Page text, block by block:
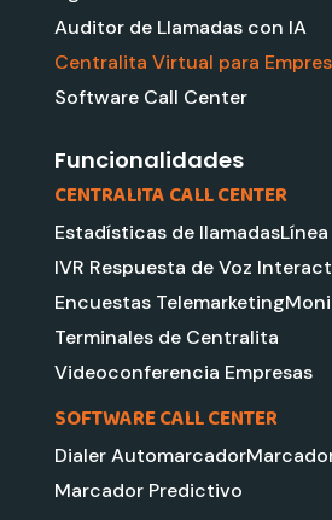
e
d
i
n
u
b
e
l
e
a
g
Auditor de Llamadas con IA
Centralita Virtual para
Software Call Center
Funcionalidades
CENTRALITA CALL CENTER
Estadísticas de llamadas
IVR Respuesta de Voz
Encuestas Telemarketing
Terminales de Centralita
Videoconferencia Empresas
SOFTWARE CALL CENTER
Dialer Automarcador
Marcador Predictivo